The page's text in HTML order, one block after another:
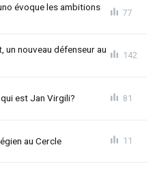
évoque les ambitions
77
un nouveau défenseur au
142
est Jan Virgili? 81
au Cercle 11